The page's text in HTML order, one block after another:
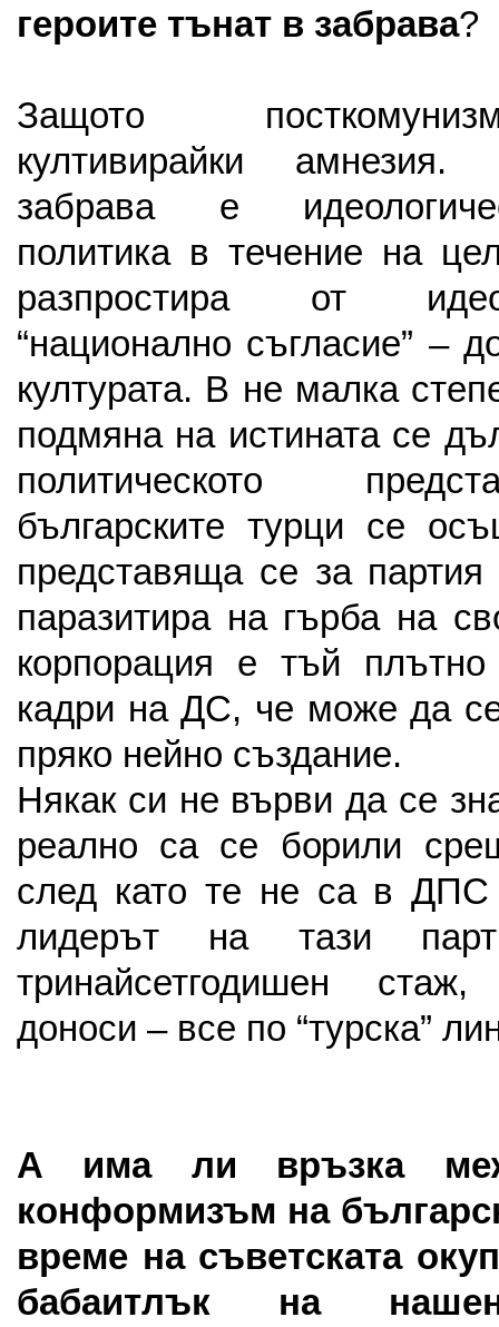
героите тънат в забрава?
Защото
култивирайки
забрава е
политика в течение на
разпростира от
“национално съгласие” –
културата. В не малка
подмяна на истината се
политическото
българските турци се
представяща се за партия
паразитира на гърба на
корпорация е тъй
кадри на ДС, че може да
пряко нейно създание.
Някак си не върви да се
реално са се борили
след като те не са в ДПС
лидерът на тази
тринайсетгодишен
доноси – все по “турска”
А има ли връзка
конформизъм на
време на съветската
бабаитлък на